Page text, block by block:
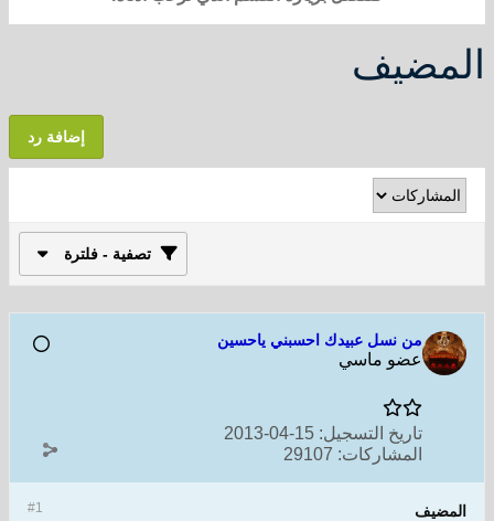
المضيف
إضافة رد
تصفية - فلترة
من نسل عبيدك احسبني ياحسين
عضو ماسي
تاريخ التسجيل: 15-04-2013
المشاركات: 29107
#1 المضيف